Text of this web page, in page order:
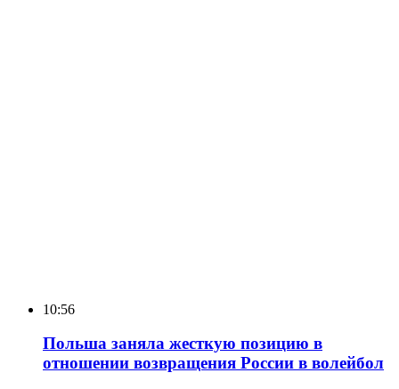
10:56
Польша заняла жесткую позицию в
отношении возвращения России в волейбол